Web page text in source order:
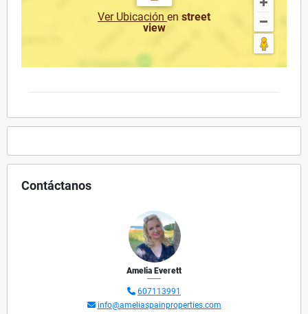
Ver Ubicación en street
view
Contáctanos
Amelia Everett
607113991
info@ameliaspainproperties.com